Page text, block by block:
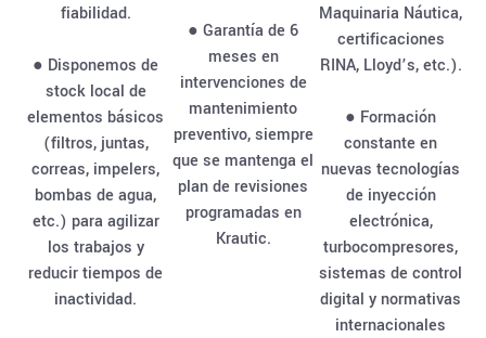
fiabilidad.
● Disponemos de
stock local de
elementos básicos
(filtros, juntas,
correas, impelers,
bombas de agua,
etc.) para agilizar
los trabajos y
reducir tiempos de
inactividad.
● Garantía de 6
meses en
intervenciones de
mantenimiento
preventivo, siempre
que se mantenga el
plan de revisiones
programadas en
Krautic.
Maquinaria Náutica,
certificaciones
RINA, Lloyd’s, etc.).
● Formación
constante en
nuevas tecnologías
de inyección
electrónica,
turbocompresores,
sistemas de control
digital y normativas
internacionales